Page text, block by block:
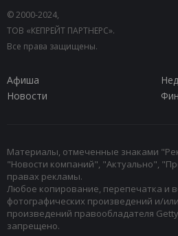
© 2000-2024,
ТОВ «КЕПРЕЙТ ПАРТНЕРС».
Все права защищены.
Афиша
Новости
Материалы, отмеченные знаками
"Новости компаний", "Актуально",
правах рекламы.
Любое копирование, перепечатка и
фотографических произведений и/
произведений правообладателя Getty
запрещено.